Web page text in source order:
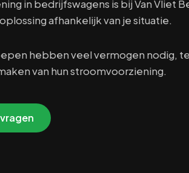
Vervoeren van ladders of lange
Ventilatiesystemen
Wagenpark
in bedrijfswagens is bij Van Vliet
afhankelijk van je situatie.
hebben veel vermogen nodig,
van hun stroomvoorziening.